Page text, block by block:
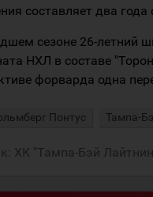
составляет два
сезоне 26-летний
НХЛ в составе
форварда одна
Понтус Тампа-
ХК "Тампа-Бэй